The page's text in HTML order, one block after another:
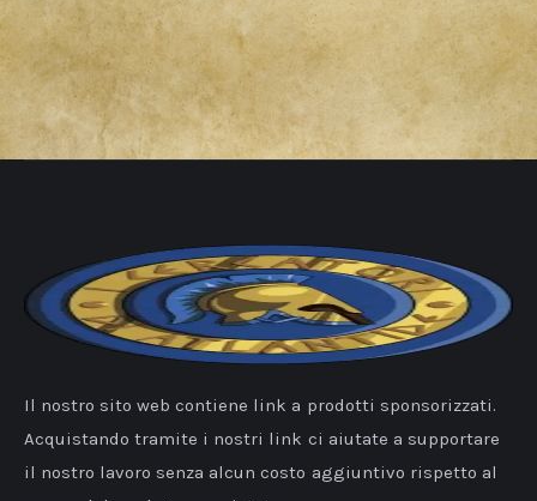
Il nostro sito web contiene link a prodotti sponsorizzati.
Acquistando tramite i nostri link ci aiutate a supportare
il nostro lavoro senza alcun costo aggiuntivo rispetto al